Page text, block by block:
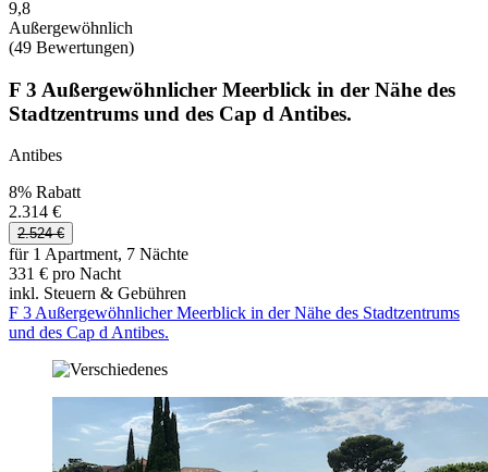
9,8
Außergewöhnlich
(49 Bewertungen)
F 3 Außergewöhnlicher Meerblick in der Nähe des
Stadtzentrums und des Cap d Antibes.
Antibes
8% Rabatt
2.314 €
2.524 €
für 1 Apartment, 7 Nächte
331 € pro Nacht
inkl. Steuern & Gebühren
F 3 Außergewöhnlicher Meerblick in der Nähe des Stadtzentrums
und des Cap d Antibes.